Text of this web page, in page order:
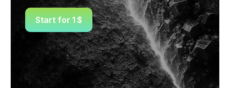
Start for 1 $